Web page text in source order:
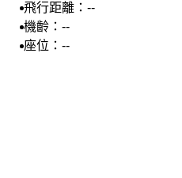
飛行距離：--
機齡：--
座位：--